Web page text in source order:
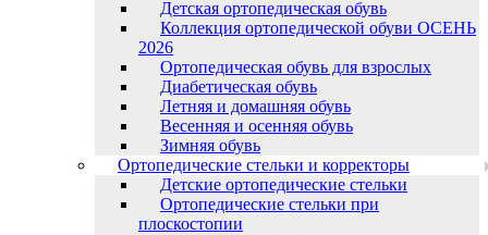
Детская ортопедическая обувь
Коллекция ортопедической обуви ОСЕНЬ
2026
Ортопедическая обувь для взрослых
Диабетическая обувь
Летняя и домашняя обувь
Весенняя и осенняя обувь
Зимняя обувь
Ортопедические стельки и корректоры
Детские ортопедические стельки
Ортопедические стельки при
плоскостопии